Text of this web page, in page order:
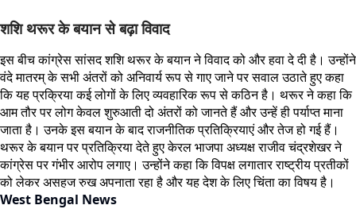
शशि थरूर के बयान से बढ़ा विवाद
इस बीच कांग्रेस सांसद शशि थरूर के बयान ने विवाद को और हवा दे दी है। उन्होंने
वंदे मातरम् के सभी अंतरों को अनिवार्य रूप से गाए जाने पर सवाल उठाते हुए कहा
कि यह प्रक्रिया कई लोगों के लिए व्यवहारिक रूप से कठिन है। थरूर ने कहा कि
आम तौर पर लोग केवल शुरुआती दो अंतरों को जानते हैं और उन्हें ही पर्याप्त माना
जाता है। उनके इस बयान के बाद राजनीतिक प्रतिक्रियाएं और तेज हो गई हैं।
थरूर के बयान पर प्रतिक्रिया देते हुए केरल भाजपा अध्यक्ष राजीव चंद्रशेखर ने
कांग्रेस पर गंभीर आरोप लगाए। उन्होंने कहा कि विपक्ष लगातार राष्ट्रीय प्रतीकों
को लेकर असहज रुख अपनाता रहा है और यह देश के लिए चिंता का विषय है।
West Bengal News